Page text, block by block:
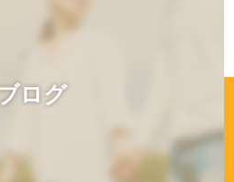
ログ